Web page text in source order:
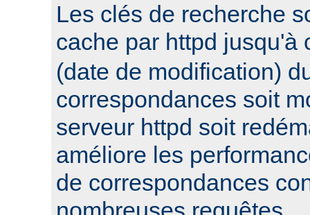
Les clés de recherche
cache par httpd jusqu'à
(date de modification)
correspondances soit
serveur httpd soit
améliore les
de correspondances